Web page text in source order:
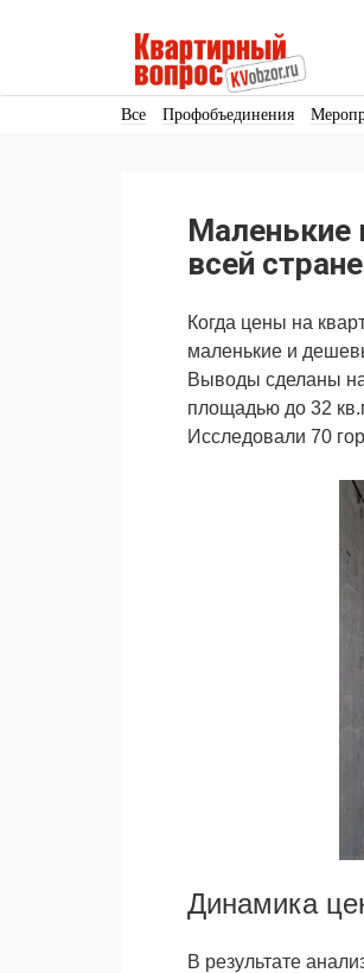
Все Профобъединения
Маленькие
всей
Когда цены на
маленькие и
Выводы сделаны на
площадью до 32
Исследовали 70
Динамика
В результате